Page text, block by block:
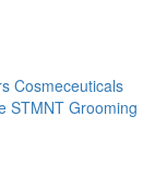
Cosmeceuticals
STMNT Grooming